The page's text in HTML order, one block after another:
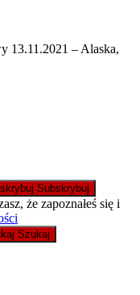
13.11.2021 – Alaska,
Subskrybuj
że zapoznałeś się i
Szukaj